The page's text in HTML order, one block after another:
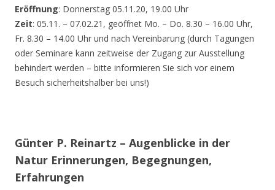
Eröffnung: Donnerstag 05.11.20, 19.00 Uhr
Zeit: 05.11. – 07.02.21, geöffnet Mo. – Do. 8.30 – 16.00 Uhr,
Fr. 8.30 – 14.00 Uhr und nach Vereinbarung (durch Tagungen
oder Seminare kann zeitweise der Zugang zur Ausstellung
behindert werden – bitte informieren Sie sich vor einem
Besuch sicherheitshalber bei uns!)
Günter P. Reinartz – Augenblicke in der
Natur Erinnerungen, Begegnungen,
Erfahrungen